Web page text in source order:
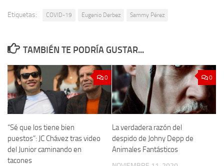
Etiquetas: COVID-19 Eugenio Derbez Sammy Pérez
TAMBIÉN TE PODRÍA GUSTAR...
0
“Sé que los tiene bien
puestos”: JC Chávez tras video
del Junior caminando en
tacones
0
La verdadera razón del
despido de Johny Depp de
Animales Fantásticos